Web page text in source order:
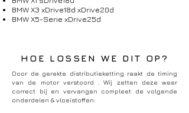
BMW X3 xDrive18d xDrive20d
BMW X5-Serie xDrive25d
HOE LOSSEN WE DIT OP?
Door de gerekte distributieketting raakt de timing
van de motor verstoord . Wij zetten deze weer
correct bij en vervangen compleet de volgende
onderdelen & vloeistoffen: